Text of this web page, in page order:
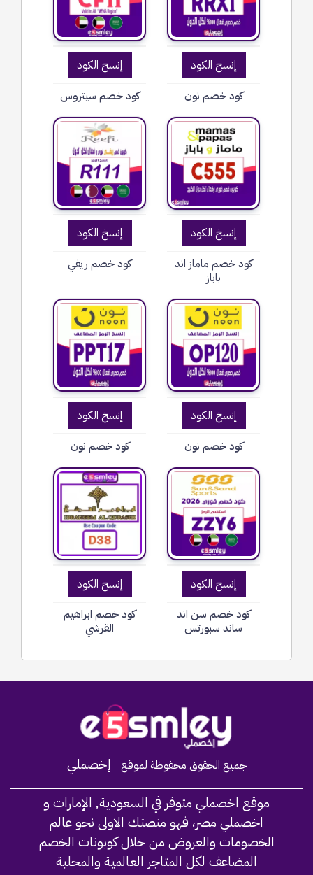
إنسخ الكود
كود خصم نون
إنسخ الكود
كود خصم سيتروس
إنسخ الكود
كود خصم ماماز اند
باباز
إنسخ الكود
كود خصم ريفي
إنسخ الكود
كود خصم نون
إنسخ الكود
كود خصم نون
إنسخ الكود
كود خصم سن اند
ساند سبورتس
إنسخ الكود
كود خصم ابراهيم
القرشي
جميع الحقوق محفوظة لموقع
إخصملي
موقع اخصملي متوفر في السعودية, الإمارات و
اخصملي مصر، فهو منصتك الاولى نحو عالم
الخصومات والعروض من خلال كوبونات الخصم
المضاعف لكل المتاجر العالمية والمحلية